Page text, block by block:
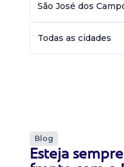
São José dos
Todas as cidades
Blog
Esteja